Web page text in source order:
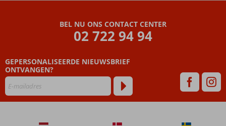
BEL NU ONS CONTACT CENTER
02 722 94 94
GEPERSONALISEERDE NIEUWSBRIEF
ONTVANGEN?